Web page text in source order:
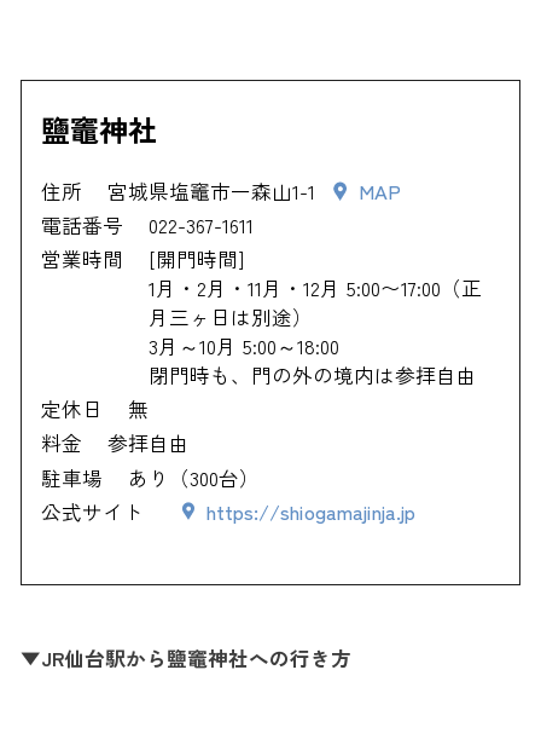
鹽竈神社
住所 宮城県塩竈市一森山1-1
MAP
電話番号
022-367-1611
営業時間
[開門時間]
1月・2月・11月・12月 5:00〜17:00（正
月三ヶ日は別途）
3月～10月 5:00～18:00
閉門時も、門の外の境内は参拝自由
定休日
無
料金
参拝自由
駐車場
あり（300台）
公式サイト
https://shiogamajinja.jp
▼JR仙台駅から鹽竈神社への行き方